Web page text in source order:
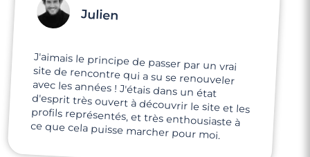
Julien
J'aimais le principe de passer par un vrai
site de rencontre qui a su se renouveler
avec les années ! J'étais dans un état
d'esprit très ouvert à découvrir le site et les
profils représentés, et très enthousiaste à
ce que cela puisse marcher pour moi.